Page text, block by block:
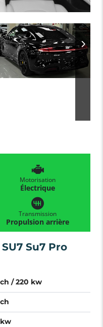
Motorisation
Électrique
Transmission
Propulsion arrière
Su7 Pro
/ 220 kw